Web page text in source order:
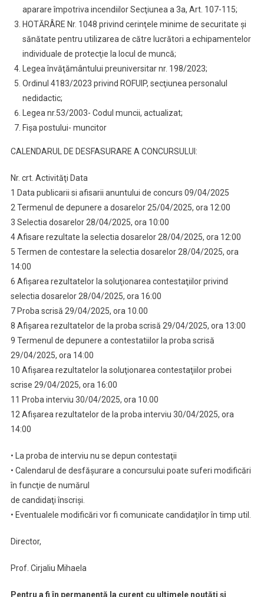
aparare împotriva incendiilor Secţiunea a 3a, Art. 107-115;
HOTĂRÂRE Nr. 1048 privind cerinţele minime de securitate şi
sănătate pentru utilizarea de către lucrători a echipamentelor
individuale de protecţie la locul de muncă;
Legea învăţământului preuniversitar nr. 198/2023;
Ordinul 4183/2023 privind ROFUIP, secţiunea personalul
nedidactic;
Legea nr.53/2003- Codul muncii, actualizat;
Fişa postului- muncitor
CALENDARUL DE DESFASURARE A CONCURSULUI:
Nr. crt. Activităţi Data
1 Data publicarii si afisarii anuntului de concurs 09/04/2025
2 Termenul de depunere a dosarelor 25/04/2025, ora 12:00
3 Selectia dosarelor 28/04/2025, ora 10:00
4 Afisare rezultate la selectia dosarelor 28/04/2025, ora 12:00
5 Termen de contestare la selectia dosarelor 28/04/2025, ora
14:00
6 Afişarea rezultatelor la soluţionarea contestaţiilor privind
selectia dosarelor 28/04/2025, ora 16:00
7 Proba scrisă 29/04/2025, ora 10.00
8 Afişarea rezultatelor de la proba scrisă 29/04/2025, ora 13:00
9 Termenul de depunere a contestatiilor la proba scrisă
29/04/2025, ora 14:00
10 Afişarea rezultatelor la soluţionarea contestaţiilor probei
scrise 29/04/2025, ora 16:00
11 Proba interviu 30/04/2025, ora 10.00
12 Afişarea rezultatelor de la proba interviu 30/04/2025, ora
14:00
• La proba de interviu nu se depun contestaţii
• Calendarul de desfăşurare a concursului poate suferi modificări
în funcţie de numărul
de candidaţi înscrişi.
• Eventualele modificări vor fi comunicate candidaţilor în timp util.
Director,
Prof. Cirjaliu Mihaela
Pentru a fi în permanență la curent cu ultimele noutăți și